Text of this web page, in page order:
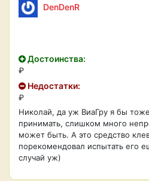
DenDenR
Достоинства:
₽
Недостатки:
₽
Николай, да уж ВиаГру я бы
принимать, слишком много
может быть. А это средство
порекомендовал испытать его
случай уж)